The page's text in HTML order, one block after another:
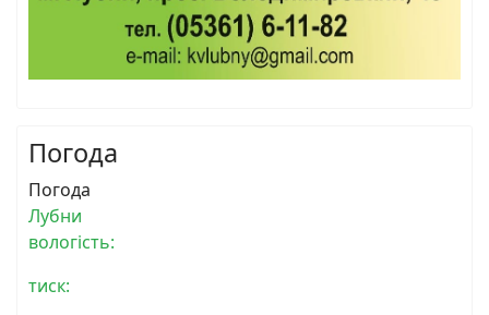
Погода
Погода
Лубни
вологість:
тиск: